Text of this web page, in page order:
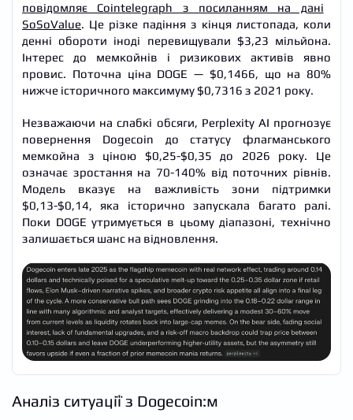
повідомляє Cointelegraph з посиланням на дані
SoSoValue. Це різке падіння з кінця листопада, коли
денні обороти іноді перевищували $3,23 мільйона.
Інтерес до мемкойнів і ризикових активів явно
провис. Поточна ціна DOGE — $0,1466, що на 80%
нижче історичного максимуму $0,7316 з 2021 року.
Незважаючи на слабкі обсяги, Perplexity AI прогнозує
повернення Dogecoin до статусу флагманського
мемкойна з ціною $0,25-$0,35 до 2026 року. Це
означає зростання на 70-140% від поточних рівнів.
Модель вказує на важливість зони підтримки
$0,13-$0,14, яка історично запускала багато ралі.
Поки DOGE утримується в цьому діапазоні, технічно
залишається шанс на відновлення.
Аналіз ситуації з Dogecoin:м